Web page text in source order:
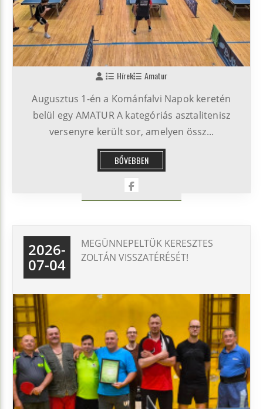
Hírek Amatur
Augusztus 1-én a Kománfalvi Napok keretén
belül egy AMATUR A kategóriás asztalitenisz
versenyre került sor, amelyen össz...
BŐVEBBEN
2026-
07-04
MEGÜNNEPELTÜK KERESZTES
ZOLTÁN VISSZATÉRÉSÉT!